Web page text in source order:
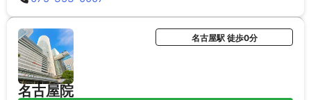
名古屋院
名古屋駅 徒歩0分